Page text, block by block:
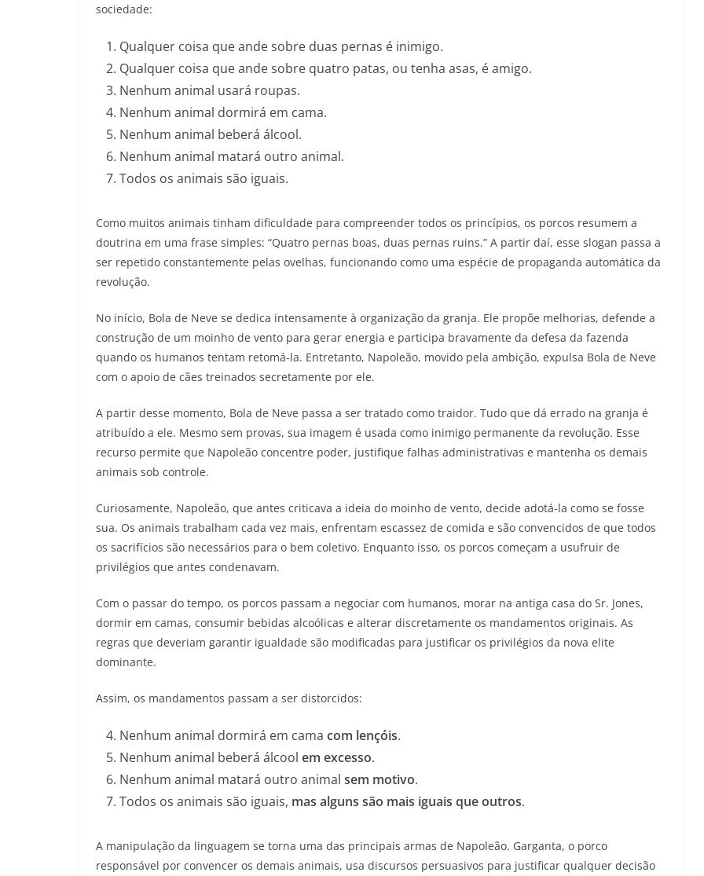
sociedade:
Qualquer coisa que ande sobre duas pernas é inimigo.
Qualquer coisa que ande sobre quatro patas, ou tenha asas, é amigo.
Nenhum animal usará roupas.
Nenhum animal dormirá em cama.
Nenhum animal beberá álcool.
Nenhum animal matará outro animal.
Todos os animais são iguais.
Como muitos animais tinham dificuldade para compreender todos os princípios, os porcos resumem a
doutrina em uma frase simples: “Quatro pernas boas, duas pernas ruins.” A partir daí, esse slogan passa a
ser repetido constantemente pelas ovelhas, funcionando como uma espécie de propaganda automática da
revolução.
No início, Bola de Neve se dedica intensamente à organização da granja. Ele propõe melhorias, defende a
construção de um moinho de vento para gerar energia e participa bravamente da defesa da fazenda
quando os humanos tentam retomá-la. Entretanto, Napoleão, movido pela ambição, expulsa Bola de Neve
com o apoio de cães treinados secretamente por ele.
A partir desse momento, Bola de Neve passa a ser tratado como traidor. Tudo que dá errado na granja é
atribuído a ele. Mesmo sem provas, sua imagem é usada como inimigo permanente da revolução. Esse
recurso permite que Napoleão concentre poder, justifique falhas administrativas e mantenha os demais
animais sob controle.
Curiosamente, Napoleão, que antes criticava a ideia do moinho de vento, decide adotá-la como se fosse
sua. Os animais trabalham cada vez mais, enfrentam escassez de comida e são convencidos de que todos
os sacrifícios são necessários para o bem coletivo. Enquanto isso, os porcos começam a usufruir de
privilégios que antes condenavam.
Com o passar do tempo, os porcos passam a negociar com humanos, morar na antiga casa do Sr. Jones,
dormir em camas, consumir bebidas alcoólicas e alterar discretamente os mandamentos originais. As
regras que deveriam garantir igualdade são modificadas para justificar os privilégios da nova elite
dominante.
Assim, os mandamentos passam a ser distorcidos:
Nenhum animal dormirá em cama com lençóis.
Nenhum animal beberá álcool em excesso.
Nenhum animal matará outro animal sem motivo.
Todos os animais são iguais, mas alguns são mais iguais que outros.
A manipulação da linguagem se torna uma das principais armas de Napoleão. Garganta, o porco
responsável por convencer os demais animais, usa discursos persuasivos para justificar qualquer decisão